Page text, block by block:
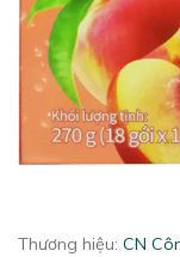
Thương hiệu: CN